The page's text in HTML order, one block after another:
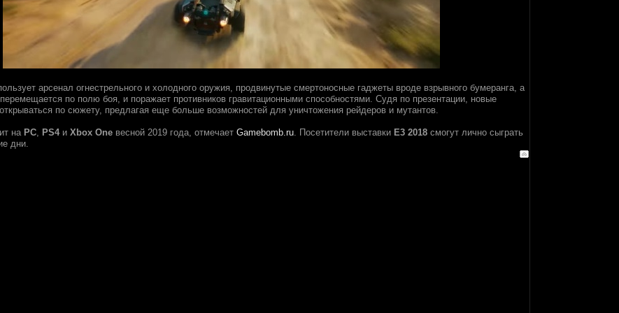
арсенал огнестрельного и холодного оружия, продвинутые смертоносные гаджеты вроде взрывного бумеранга, а
по полю боя, и поражает противников гравитационными способностями. Судя по презентации, новые
по сюжету, предлагая еще больше возможностей для уничтожения рейдеров и мутантов.
на PC, PS4и Xbox One весной 2019 года, отмечает Gamebomb.ru. Посетители выставки E3 2018 смогут лично сыграть
дни.